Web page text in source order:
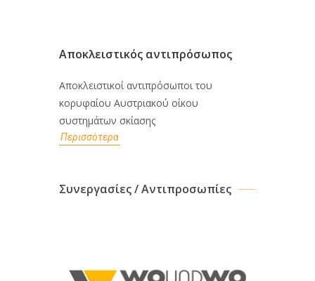
Αποκλειστικός αντιπρόσωπος
Αποκλειστικοί αντιπρόσωποι του
κορυφαίου Αυστριακού οίκου
συστημάτων σκίασης
Περισσότερα
Συνεργασίες / Αντιπροσωπίες